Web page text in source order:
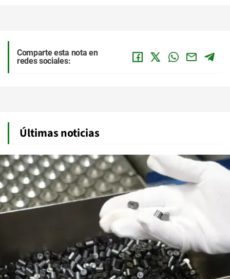
Comparte esta nota en
redes sociales:
Últimas noticias